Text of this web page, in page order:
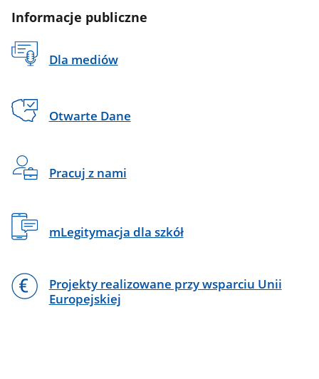
Informacje publiczne
Dla mediów
Otwarte Dane
Pracuj z nami
mLegitymacja dla szkół
Projekty realizowane przy wsparciu Unii
Europejskiej